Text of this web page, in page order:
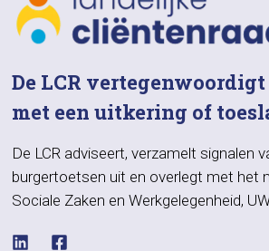
De LCR
met een uitkering of
De LCR adviseert, verzamelt signalen
burgertoetsen uit en overlegt met het
Sociale Zaken en Werkgelegenheid,